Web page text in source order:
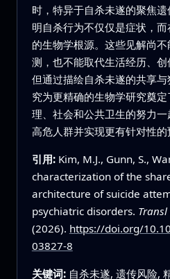
时，特异于自杀未遂的聚焦
明自杀行为不仅仅是症状，
的生物学根源。这些见解尚
测，也不能取代生活经历、创
但通过描绘自杀未遂的共享
究为更精确的生物学研究奠
理、社会和公共卫生的努力
高危人群并实现更有针对性的
引用: Kim, M.J., Gunn, S.,
characterization of the
architecture of suicide
psychiatric disorders.
(2026). https://doi.org/
03827-8
关键词: 自杀未遂, 遗传风险,